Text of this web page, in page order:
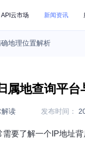
API云市场 新闻资讯
地理位置解析
属地查询平
读 发布时间：
要了解一个IP地址